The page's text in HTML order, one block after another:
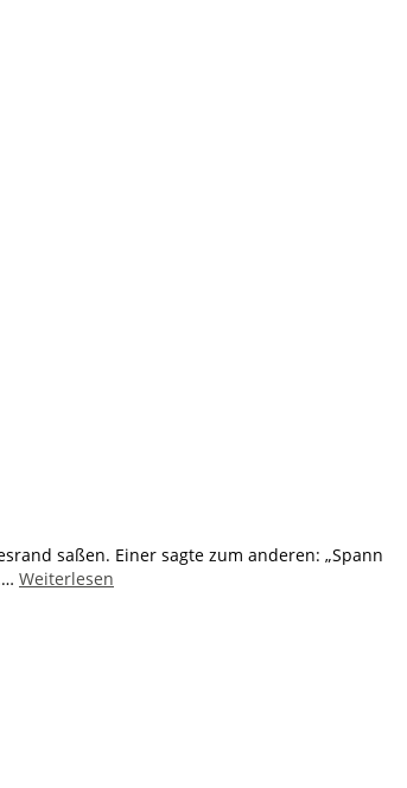
saßen. Einer sagte zum anderen: „Spann
Weiterlesen